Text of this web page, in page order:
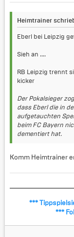
Heimtrainer
Eberl bei Leipzig
Sieh an ....
RB Leipzig trennt
kicker
Der Pokalsieger
dass Eberl die in
aufgetauchten
beim FC Bayern
dementiert hat.
Komm Heimtrainer
***
***